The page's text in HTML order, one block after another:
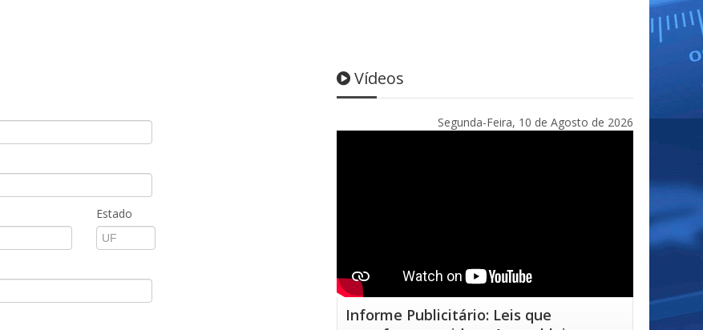
Estado
Vídeos
Segunda-Feira, 10 de Agosto de 2026
Informe Publicitário: Leis que